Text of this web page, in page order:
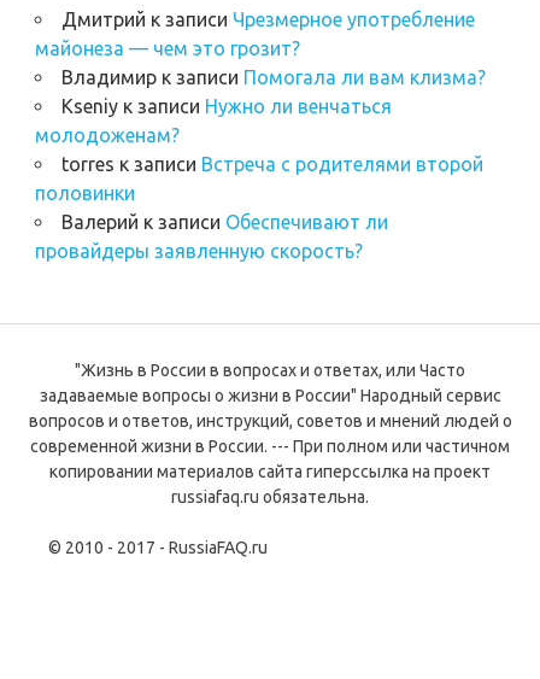
Дмитрий к записи Чрезмерное употребление
майонеза — чем это грозит?
Владимирк записи Помогала ли вам клизма?
Kseniyк записи Нужно ли венчаться
молодоженам?
torres к записи Встреча с родителями второй
половинки
Валерий к записи Обеспечивают ли
провайдеры заявленную скорость?
"Жизнь в России в вопросах и ответах, или Часто
задаваемые вопросы о жизни в России" Народный сервис
вопросов и ответов, инструкций, советов и мнений людей о
современной жизни в России. --- При полном или частичном
копировании материалов сайта гиперссылка на проект
russiafaq.ru обязательна.
© 2010 - 2017 - RussiaFAQ.ru